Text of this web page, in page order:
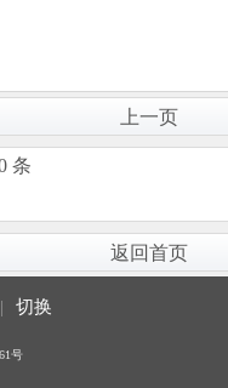
上一页
条
返回首页
| 切换
号